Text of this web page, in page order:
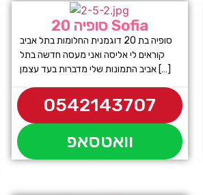
סופיה 20 Sofia
סופיה בת 20 דוגמנית החלומות בתל אביב
קוראים לי אליסה ואני מעסה חדשה בתל
אביב התמונות שלי מדברות בעד עצמן […]
0542143707
וואטסאפ